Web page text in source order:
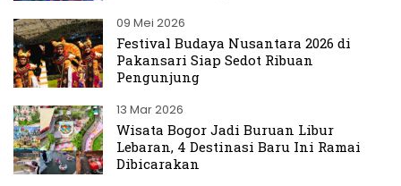
09 Mei 2026
Festival Budaya Nusantara 2026 di
Pakansari Siap Sedot Ribuan
Pengunjung
13 Mar 2026
Wisata Bogor Jadi Buruan Libur
Lebaran, 4 Destinasi Baru Ini Ramai
Dibicarakan